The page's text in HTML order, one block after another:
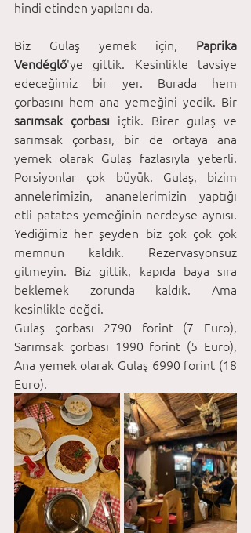
hindi etinden yapılanı da.
Biz Gulaş yemek için, Paprika
Vendéglő'ye gittik. Kesinlikle tavsiye
edeceğimiz bir yer. Burada hem
sarımsak çorbası içtik. Birer gulaş ve
sarımsak çorbası, bir de ortaya ana
yemek olarak Gulaş fazlasıyla yeterli.
Porsiyonlar çok büyük. Gulaş, bizim
annelerimizin, ananelerimizin yaptığı
etli patates yemeğinin nerdeyse aynısı.
Yediğimiz her şeyden biz çok çok çok
memnun kaldık. Rezervasyonsuz
gitmeyin. Biz gittik, kapıda baya sıra
beklemek zorunda kaldık. Ama
kesinlikle değdi.
Gulaş çorbası 2790 forint (7 Euro),
Sarımsak çorbası 1990 forint (5 Euro),
Ana yemek olarak Gulaş 6990 forint (18
Euro).